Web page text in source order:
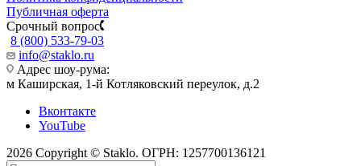
Публичная оферта
Срочный вопрос
8 (800) 533-79-03
info@staklo.ru
Адрес шоу-рума:
м Каширская, 1-й Котляковский переулок, д.2
Вконтакте
YouTube
2026 Copyright © Staklo. ОГРН: 1257700136121